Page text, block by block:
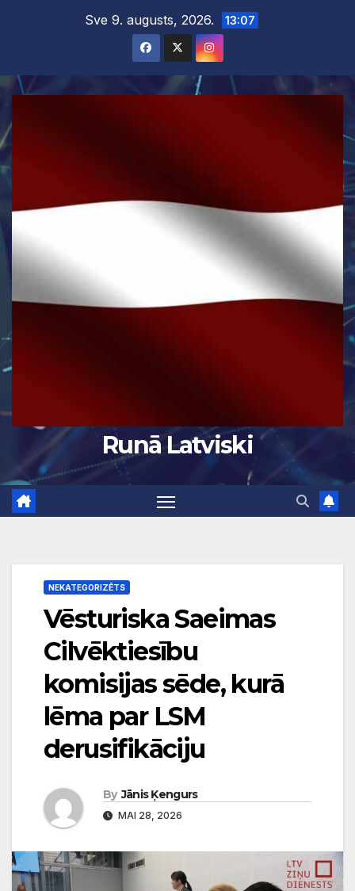
Sve 9. augusts, 2026. 13:07
Runā Latviski
NEKATEGORIZĒTS
Vēsturiska Saeimas
Cilvēktiesību
komisijas sēde, kurā
lēma par LSM
derusifikāciju
By Jānis Ķengurs
MAI 28, 2026